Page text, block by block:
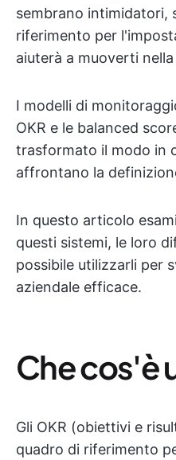
sembrano intimidatori,
riferimento per
aiuterà a muoverti
I modelli di
OKR e le balanced
trasformato il modo in
affrontano la
In questo articolo
questi sistemi, le loro
possibile utilizzarli per
aziendale efficace.
Che cos'è
Gli OKR (obiettivi e
quadro di riferimento